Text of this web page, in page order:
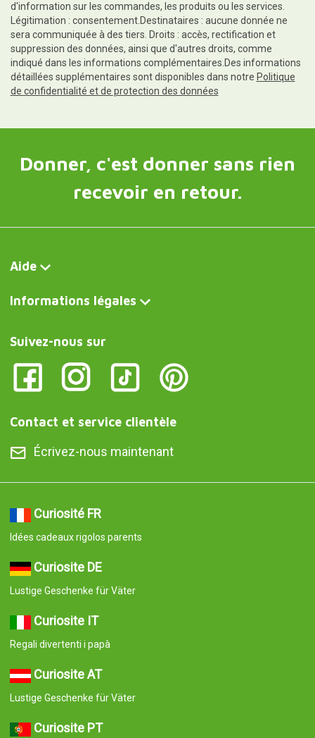
d'information sur les commandes, les produits ou les services.
Légitimation : consentement.Destinataires : aucune donnée ne
sera communiquée à des tiers. Droits : accès, rectification et
suppression des données, ainsi que d'autres droits, comme
indiqué dans les informations complémentaires.Des informations
détaillées supplémentaires sont disponibles dans notre Politique
de confidentialité et de protection des données
Donner, c'est donner sans rien
recevoir en retour.
Aide
Informations légales
Suivez-nous sur
Contact et service clientèle
Écrivez-nous maintenant
Curiosité FR
Idées cadeaux rigolos parents
Curiosite DE
Lustige Geschenke für Väter
Curiosite IT
Regali divertenti i papà
Curiosite AT
Lustige Geschenke für Väter
Curiosite PT